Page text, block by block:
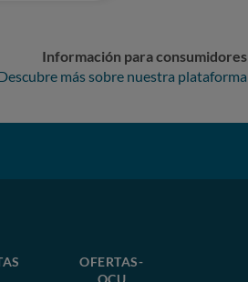
Información para consumidores
más sobre nuestra plataforma
OFERTAS-
OCU